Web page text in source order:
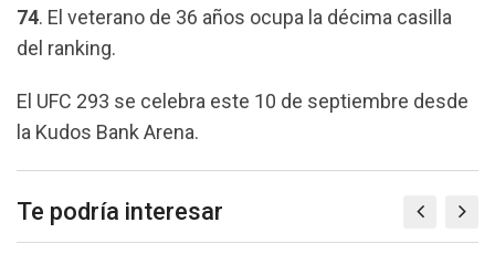
74. El veterano de 36 años ocupa la décima casilla
del ranking.
El UFC 293 se celebra este 10 de septiembre desde
la Kudos Bank Arena.
Te podría interesar